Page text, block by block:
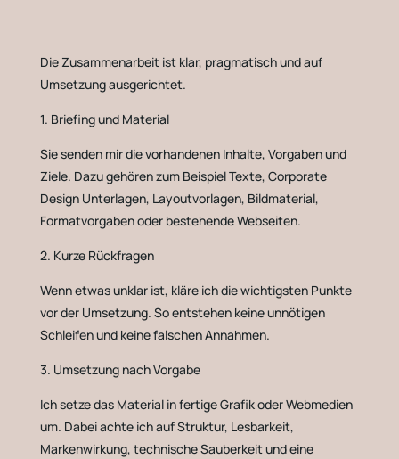
Die Zusammenarbeit ist klar, pragmatisch und auf
Umsetzung ausgerichtet.
1. Briefing und Material
Sie senden mir die vorhandenen Inhalte, Vorgaben und
Ziele. Dazu gehören zum Beispiel Texte, Corporate
Design Unterlagen, Layoutvorlagen, Bildmaterial,
Formatvorgaben oder bestehende Webseiten.
2. Kurze Rückfragen
Wenn etwas unklar ist, kläre ich die wichtigsten Punkte
vor der Umsetzung. So entstehen keine unnötigen
Schleifen und keine falschen Annahmen.
3. Umsetzung nach Vorgabe
Ich setze das Material in fertige Grafik oder Webmedien
um. Dabei achte ich auf Struktur, Lesbarkeit,
Markenwirkung, technische Sauberkeit und eine